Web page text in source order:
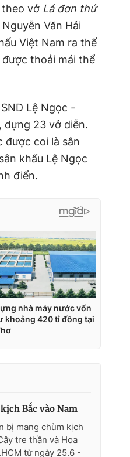
theo vở Lá đơn thứ
Văn Hải
Việt Nam ra thế
thoải mái thể
Lệ Ngọc -
dựng 23 vở diễn.
được coi là sân
khấu Lệ Ngọc
điển.
Bắc vào Nam
bị mang chùm kịch
tre thần và Hoa
từ ngày 25.6 -